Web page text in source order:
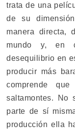
trata de una
de su
manera directa,
mundo y, en
desequilibrio en
producir más
comprende
saltamontes. No
parte de sí
producción ella